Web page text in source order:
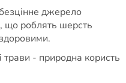
джерело
що роблять шерсть
трави - природна користь